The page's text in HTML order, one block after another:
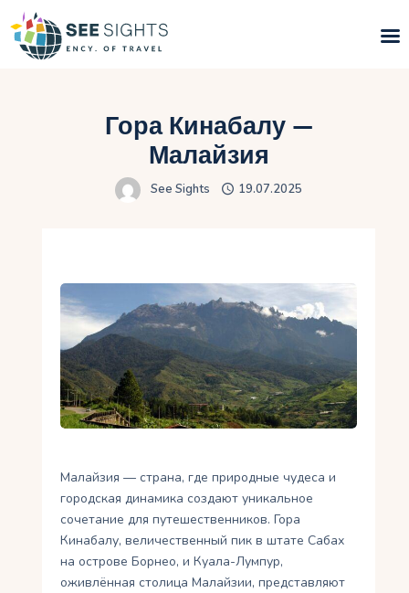
Горящие туры
Типы Туров
Инфо
Блог
Контакты
Укр
Гора Кинабалу —
Малайзия
See Sights 19.07.2025
Малайзия — страна, где природные чудеса и
городская динамика создают уникальное
сочетание для путешественников. Гора
Кинабалу, величественный пик в штате Сабах
на острове Борнео, и Куала-Лумпур,
оживлённая столица Малайзии, представляют